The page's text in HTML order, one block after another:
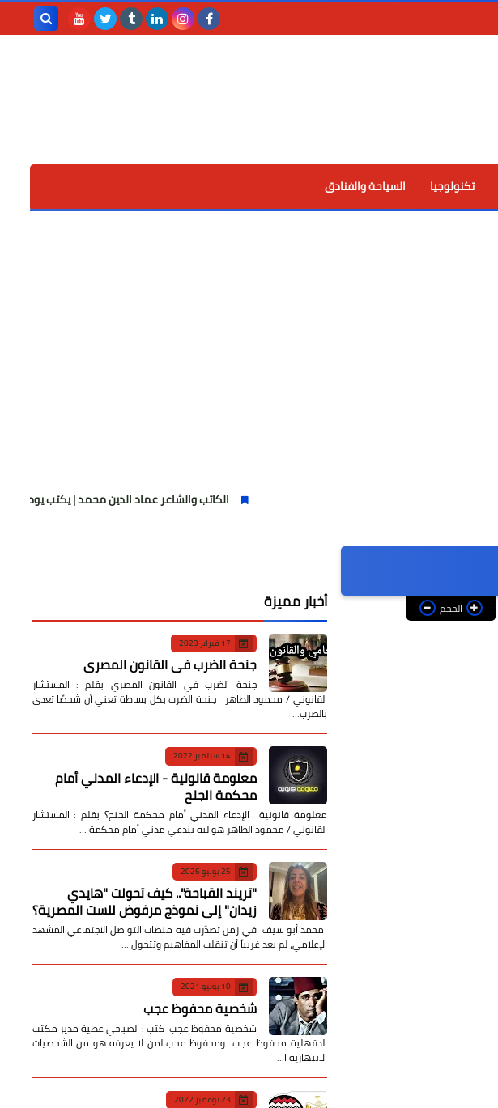
تكنولوجيا السياحة والفنادق
الكاتب والشاعر عماد الدين محمد | يكتب يوميات شاعر وقصيدة :
الحجم أخبار مميزة
17 فبراير 2023
جنحة الضرب في القانون المصري
جنحة الضرب في القانون المصري بقلم : المستشار
القانوني / محمود الطاهر جنحة الضرب بكل بساطة تعني أن شخصًا تعدى
بالضرب…
14 سبتمبر 2022
معلومة قانونية - الإدعاء المدني أمام
محكمة الجنح
معلومة قانونية الإدعاء المدني أمام محكمة الجنح؟ بقلم : المستشار
القانوني / محمود الطاهر هو ليه بندعي مدني أمام محكمة …
25 يوليو 2026
​"تريند القباحة".. كيف تحولت "هايدي
زيدان" إلى نموذج مرفوض للست المصرية؟
​ محمد أبو سيف ​في زمن تصدّرت فيه منصات التواصل الاجتماعي المشهد
الإعلامي، لم يعد غريباً أن تنقلب المفاهيم وتتحول …
10 يونيو 2021
شخصية محفوظ عجب
شخصية محفوظ عجب كتب : الصباحي عطية مدير مكتب
الدقهلية محفوظ عجب ومحفوظ عجب لمن لا يعرفه هو من الشخصيات
الانتهازية ا…
23 نوفمبر 2022